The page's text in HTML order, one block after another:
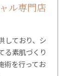
ル専門店
しており、シ
る素肌づくり
術を行ってお